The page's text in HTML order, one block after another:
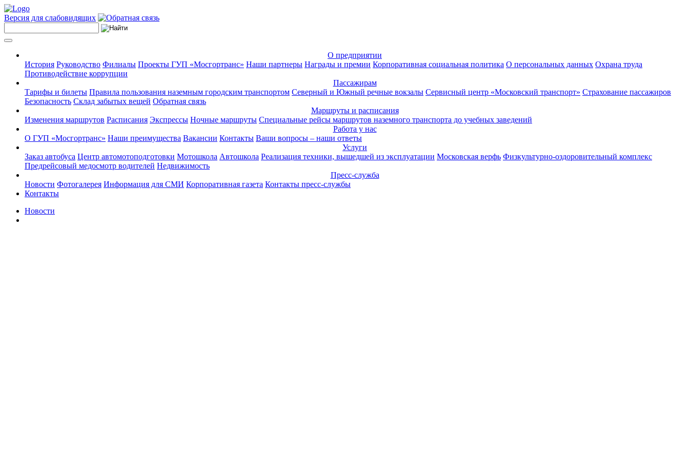
Версия для слабовидящих
О предприятии
История Руководство Филиалы Проекты ГУП «Мосгортранс» Наши партнеры Награды и премии Корпоративная социальная политика О персональных данных Охрана труда
Противодействие коррупции
Пассажирам
Тарифы и билеты Правила пользования наземным городским транспортом Северный и Южный речные вокзалы Сервисный центр «Московский транспорт» Страхование пассажиров
Безопасность Склад забытых вещей Обратная связь
Маршруты и расписания
Изменения маршрутов Расписания Экспрессы Ночные маршруты Специальные рейсы маршрутов наземного транспорта до учебных заведений
Работа у нас
О ГУП «Мосгортранс» Наши преимущества Вакансии Контакты Ваши вопросы – наши ответы
Услуги
Заказ автобуса Центр автомотоподготовки Мотошкола Автошкола Реализация техники, вышедшей из эксплуатации Московская верфь Физкультурно-оздоровительный комплекс
Предрейсовый медосмотр водителей Недвижимость
Пресс-служба
Новости Фотогалерея Информация для СМИ Корпоративная газета Контакты пресс-службы
Контакты
Новости